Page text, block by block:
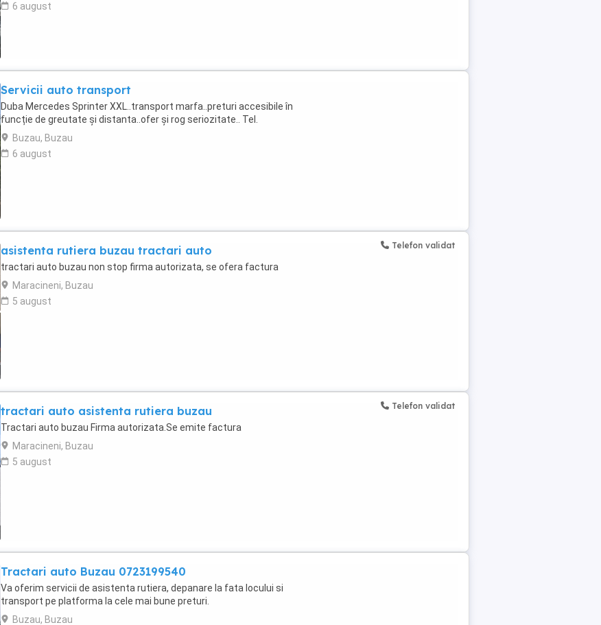
6 august
Servicii auto transport
Duba Mercedes Sprinter XXL..transport marfa..preturi accesibile în
funcție de greutate și distanta..ofer și rog seriozitate.. Tel.
Buzau, Buzau
6 august
asistenta rutiera buzau tractari auto
tractari auto buzau non stop firma autorizata, se ofera factura
Maracineni, Buzau
5 august
Telefon validat
tractari auto asistenta rutiera buzau
Tractari auto buzau Firma autorizata.Se emite factura
Maracineni, Buzau
5 august
Telefon validat
Tractari auto Buzau 0723199540
Va oferim servicii de asistenta rutiera, depanare la fata locului si
transport pe platforma la cele mai bune preturi.
Buzau, Buzau